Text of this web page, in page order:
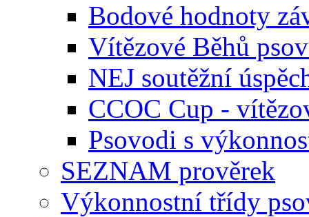
Bodové hodnoty
Vítězové Běhů
NEJ soutěžní
CCOC Cup -
Psovodi s
SEZNAM prověrek
Výkonnostní třídy